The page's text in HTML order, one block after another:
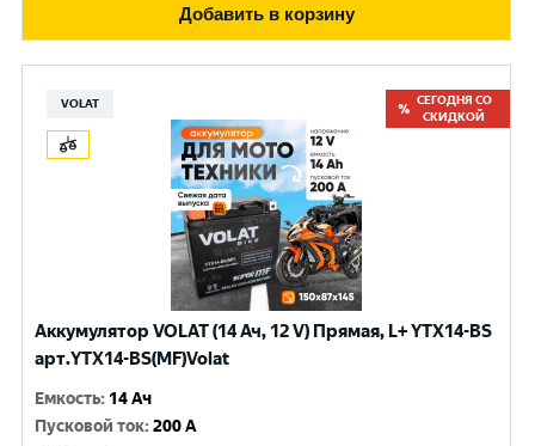
Добавить в корзину
VOLAT
СЕГОДНЯ СО
СКИДКОЙ
Аккумулятор VOLAT (14 Ач, 12 V) Прямая, L+ YTX14-BS
арт.YTX14-BS(MF)Volat
Емкость: 14 Ач
Пусковой ток:200 A